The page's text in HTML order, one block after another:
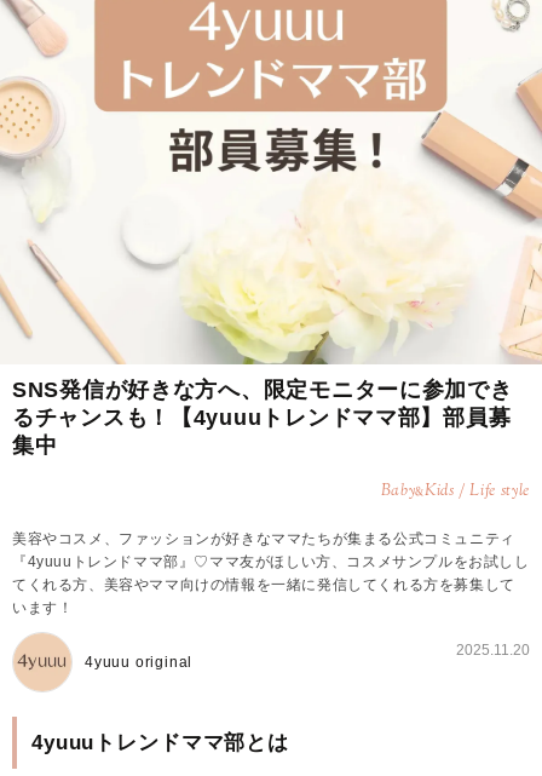
SNS発信が好きな方へ、限定モニターに参加でき
るチャンスも！【4yuuuトレンドママ部】部員募
集中
Baby&Kids / Life style
美容やコスメ、ファッションが好きなママたちが集まる公式コミュニティ
『4yuuuトレンドママ部』♡ママ友がほしい方、コスメサンプルをお試しし
てくれる方、美容やママ向けの情報を一緒に発信してくれる方を募集して
います！
4yuuu original
2025.11.20
4yuuuトレンドママ部とは